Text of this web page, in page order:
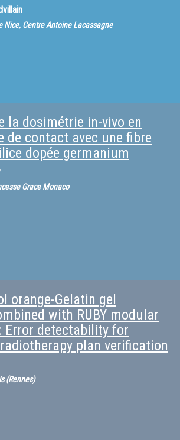
Nice, Centre Antoine Lacassagne
la dosimétrie in-vivo en
de contact avec une fibre
dopée germanium
Grace Monaco
orange-Gelatin gel
with RUBY modular
Error detectability for
plan verification
(Rennes)